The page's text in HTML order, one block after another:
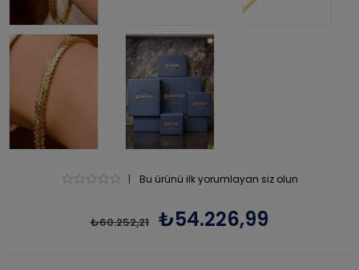
| Bu ürünü ilk yorumlayan siz olun
₺60.252,21 ₺54.226,99